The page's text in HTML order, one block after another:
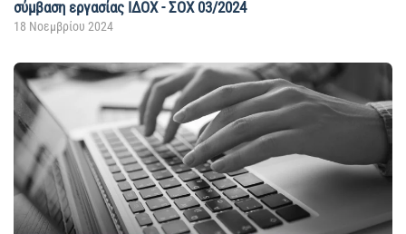
σύμβαση εργασίας ΙΔΟΧ - ΣΟΧ 03/2024
18 Νοεμβρίου 2024